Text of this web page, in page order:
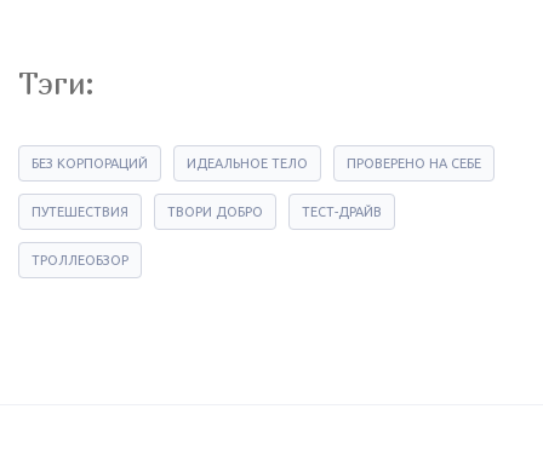
Тэги:
БЕЗ КОРПОРАЦИЙ ИДЕАЛЬНОЕ ТЕЛО ПРОВЕРЕНО НА СЕБЕ
ПУТЕШЕСТВИЯ ТВОРИ ДОБРО ТЕСТ-ДРАЙВ
ТРОЛЛЕОБЗОР